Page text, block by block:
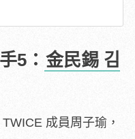
5： 金民錫 김
成員周子瑜，